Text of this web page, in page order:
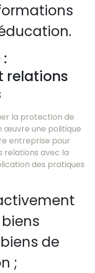
relations
la protection de
œuvre une politique
entreprise pour
relations avec la
des pratiques
de
;